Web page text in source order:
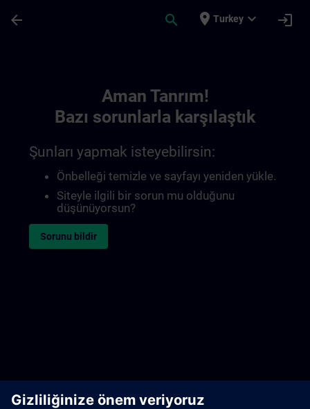
arrow_back search place Turkey expand_more login
Aman Tanrım!
Bazı sorunlarla karşılaştık
Şunları yapmak isteyebilirsin:
Önbelleği temizle ve sayfayı yeniden yükle.
Siteyle ilgili bir sorun mu olduğunu
düşünüyorsun?
Sorunu bildir